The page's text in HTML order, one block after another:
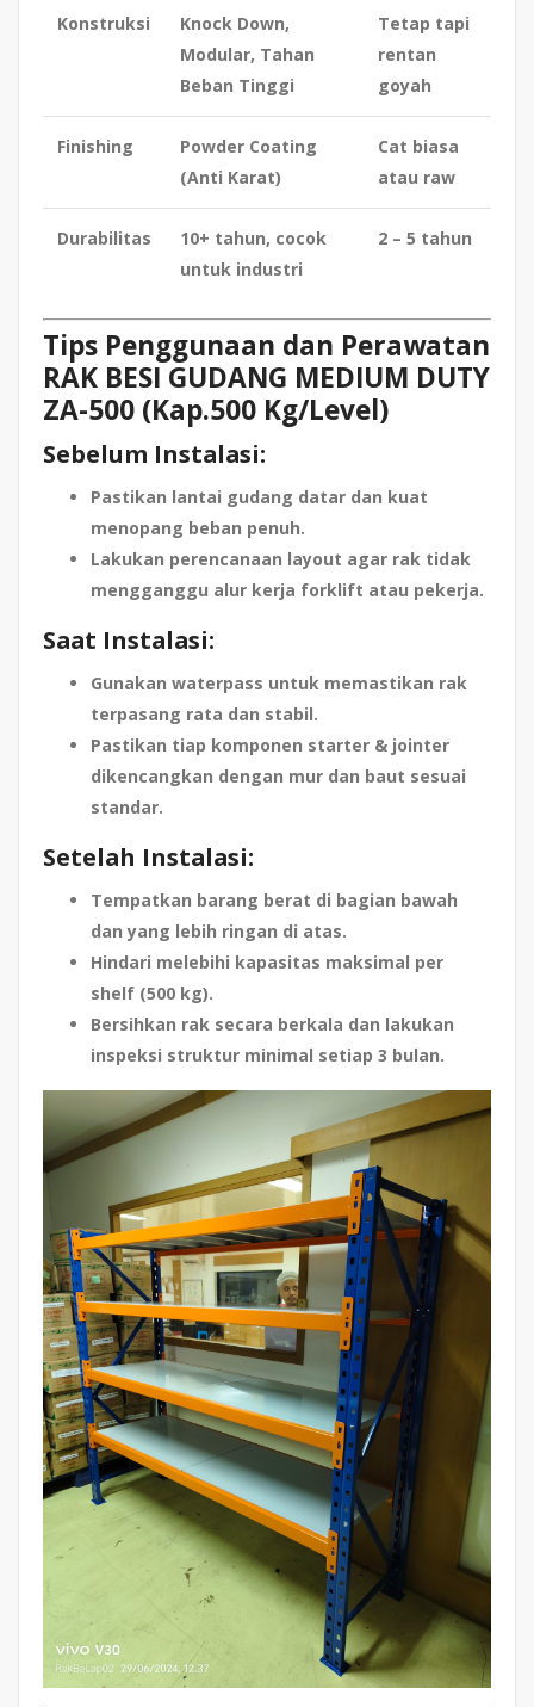
Konstruksi
Knock Down,
Modular, Tahan
Beban Tinggi
Tetap tapi
rentan
goyah
Finishing
Powder Coating
(Anti Karat)
Cat biasa
atau raw
Durabilitas
10+ tahun, cocok
untuk industri
2 – 5 tahun
Tips Penggunaan dan Perawatan
RAK BESI GUDANG MEDIUM DUTY
ZA-500 (Kap.500 Kg/Level)
Sebelum Instalasi:
Pastikan lantai gudang datar dan kuat
menopang beban penuh.
Lakukan perencanaan layout agar rak tidak
mengganggu alur kerja forklift atau pekerja.
Saat Instalasi:
Gunakan waterpass untuk memastikan rak
terpasang rata dan stabil.
Pastikan tiap komponen starter & jointer
dikencangkan dengan mur dan baut sesuai
standar.
Setelah Instalasi:
Tempatkan barang berat di bagian bawah
dan yang lebih ringan di atas.
Hindari melebihi kapasitas maksimal per
shelf (500 kg).
Bersihkan rak secara berkala dan lakukan
inspeksi struktur minimal setiap 3 bulan.